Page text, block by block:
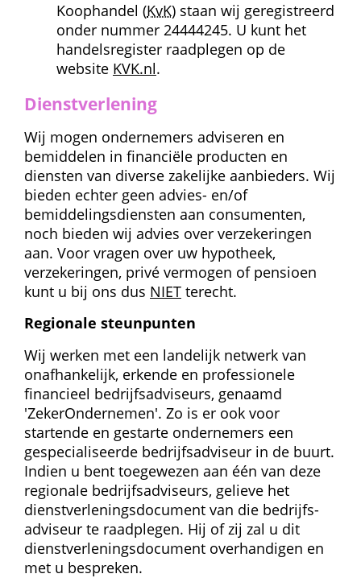
Koophandel (KvK) staan wij geregistreerd
onder nummer 24444245. U kunt het
handelsregister raadplegen op de
website KVK.nl.
Dienstverlening
Wij mogen ondernemers adviseren en
bemiddelen in financiële producten en
diensten van diverse zakelijke aanbieders. Wij
bieden echter geen advies- en/of
bemiddelingsdiensten aan consumenten,
noch bieden wij advies over verzekeringen
aan. Voor vragen over uw hypotheek,
verzekeringen, privé vermogen of pensioen
kunt u bij ons dus NIET terecht.
Regionale steunpunten
Wij werken met een landelijk netwerk van
onafhankelijk, erkende en professionele
financieel bedrijfsadviseurs, genaamd
'ZekerOndernemen'. Zo is er ook voor
startende en gestarte ondernemers een
gespecialiseerde bedrijfsadviseur in de buurt.
Indien u bent toegewezen aan één van deze
regionale bedrijfs­adviseurs, gelieve het
dienst­verlenings­document van die bedrijfs­
adviseur te raadplegen. Hij of zij zal u dit
dienst­verlenings­document overhandigen en
met u bespreken.